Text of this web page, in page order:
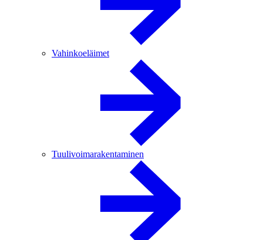
Vahinkoeläimet
Tuulivoimarakentaminen